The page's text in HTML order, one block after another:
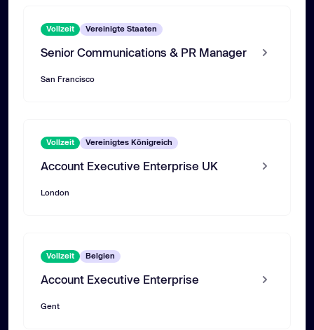
Vollzeit Vereinigte Staaten
Senior Communications & PR Manager
San Francisco
Vollzeit Vereinigtes Königreich
Account Executive Enterprise UK
London
Vollzeit Belgien
Account Executive Enterprise
Gent